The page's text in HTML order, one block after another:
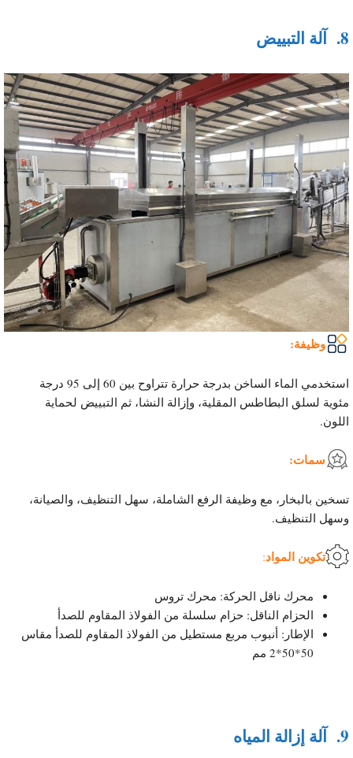
8. آلة التبييض
وظيفة:
استخدمي الماء الساخن بدرجة حرارة تتراوح بين 60 إلى 95 درجة
مئوية لسلق البطاطس المقلية، وإزالة النشا، ثم التبييض لحماية
اللون.
سمات:
تسخين بالبخار، مع وظيفة الرفع الشاملة، سهل التنظيف، والصيانة،
وسهل التنظيف.
تكوين المواد:
محرك ناقل الحركة: محرك تروس
الحزام الناقل: حزام سلسلة من الفولاذ المقاوم للصدأ
الإطار: أنبوب مربع مستطيل من الفولاذ المقاوم للصدأ مقاس
50*50*2 مم
9. آلة إزالة المياه